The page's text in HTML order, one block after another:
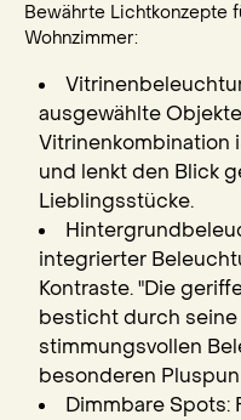
Bewährte Lichtkonzepte
Wohnzimmer:
ausgewählte
Vitrinenkombination
und lenkt den Blick
Lieblingsstücke.
integrierter
Kontraste. "Die
besticht durch
stimmungsvollen
besonderen
Dimmbare Spots: